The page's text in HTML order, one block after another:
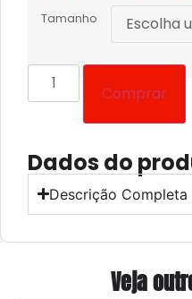
Tamanho
Comprar
Dados do
Descrição Completa
Veja